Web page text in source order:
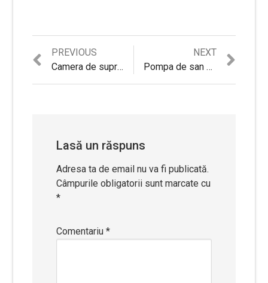
Navigare
PREVIOUS
Previous
post:
Camera de supraveghere WIFI BabyToy™ AG-D1 4MP Review si Pareri pertinente
NEXT
post:
Pompa de san electrica Doopser DPS-003 Premium Review si Pareri
Lasă un răspuns
Adresa ta de email nu va fi publicată.
Câmpurile obligatorii sunt marcate cu
*
Comentariu*